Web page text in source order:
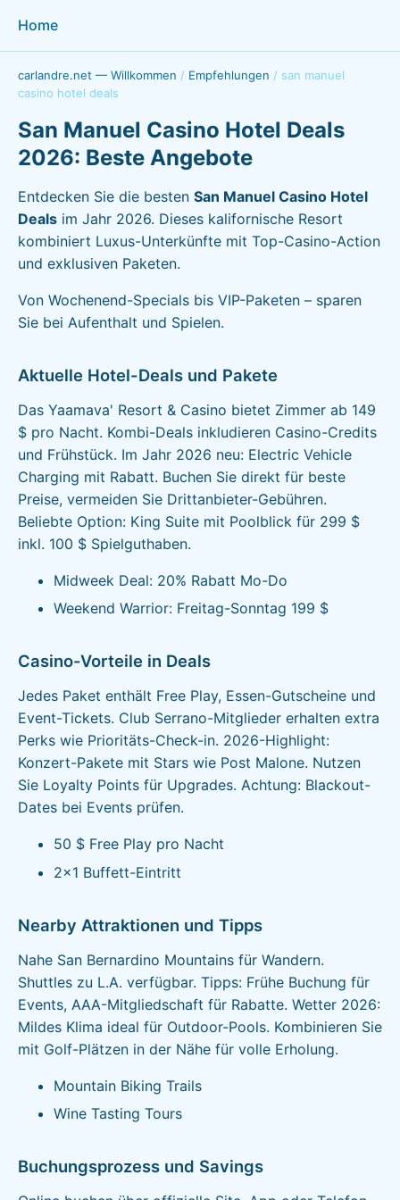
Home
carlandre.net — Willkommen / Empfehlungen / san manuel
casino hotel deals
San Manuel Casino Hotel Deals
2026: Beste Angebote
Entdecken Sie die besten San Manuel Casino Hotel
Deals im Jahr 2026. Dieses kalifornische Resort
kombiniert Luxus-Unterkünfte mit Top-Casino-Action
und exklusiven Paketen.
Von Wochenend-Specials bis VIP-Paketen – sparen
Sie bei Aufenthalt und Spielen.
Aktuelle Hotel-Deals und Pakete
Das Yaamava' Resort & Casino bietet Zimmer ab 149
$ pro Nacht. Kombi-Deals inkludieren Casino-Credits
und Frühstück. Im Jahr 2026 neu: Electric Vehicle
Charging mit Rabatt. Buchen Sie direkt für beste
Preise, vermeiden Sie Drittanbieter-Gebühren.
Beliebte Option: King Suite mit Poolblick für 299 $
inkl. 100 $ Spielguthaben.
Midweek Deal: 20% Rabatt Mo-Do
Weekend Warrior: Freitag-Sonntag 199 $
Casino-Vorteile in Deals
Jedes Paket enthält Free Play, Essen-Gutscheine und
Event-Tickets. Club Serrano-Mitglieder erhalten extra
Perks wie Prioritäts-Check-in. 2026-Highlight:
Konzert-Pakete mit Stars wie Post Malone. Nutzen
Sie Loyalty Points für Upgrades. Achtung: Blackout-
Dates bei Events prüfen.
50 $ Free Play pro Nacht
2x1 Buffett-Eintritt
Nearby Attraktionen und Tipps
Nahe San Bernardino Mountains für Wandern.
Shuttles zu L.A. verfügbar. Tipps: Frühe Buchung für
Events, AAA-Mitgliedschaft für Rabatte. Wetter 2026:
Mildes Klima ideal für Outdoor-Pools. Kombinieren Sie
mit Golf-Plätzen in der Nähe für volle Erholung.
Mountain Biking Trails
Wine Tasting Tours
Buchungsprozess und Savings